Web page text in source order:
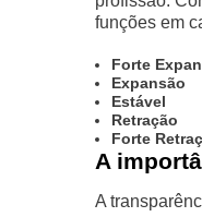
funções em
Forte
Expansão
Estável
Retração
Forte
A
A